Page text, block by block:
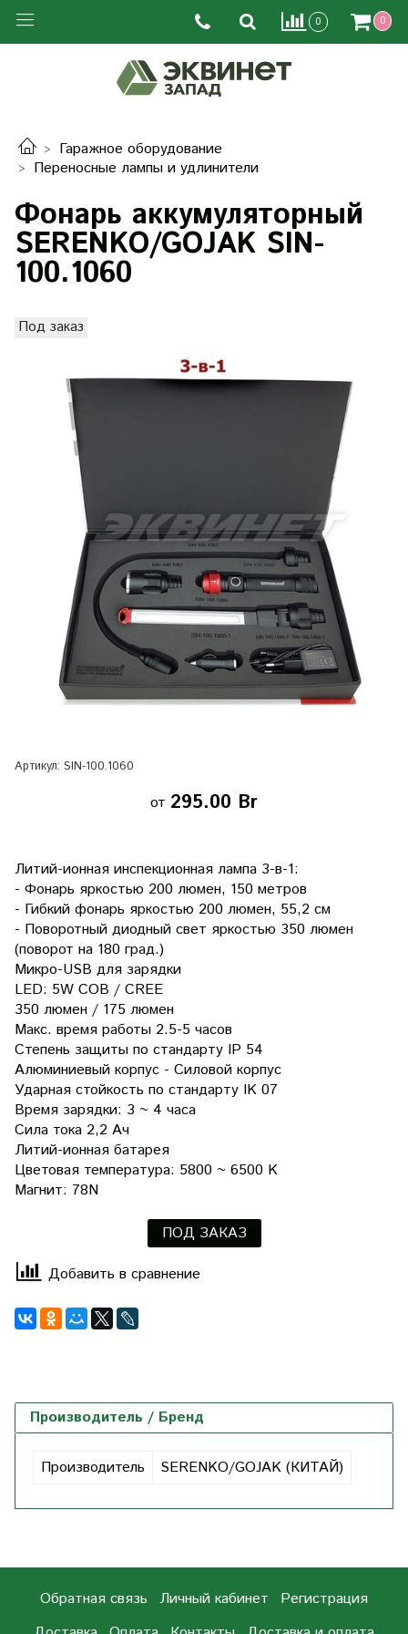
0 0
Гаражное оборудование
Переносные лампы и удлинители
Фонарь аккумуляторный
SERENKO/GOJAK SIN-
100.1060
Под заказ
Артикул: SIN-100.1060
от 295.00 Br
Литий-ионная инспекционная лампа 3-в-1:
- Фонарь яркостью 200 люмен, 150 метров
- Гибкий фонарь яркостью 200 люмен, 55,2 см
- Поворотный диодный свет яркостью 350 люмен
(поворот на 180 град.)
Микро-USB для зарядки
LED: 5W COB / CREE
350 люмен / 175 люмен
Макс. время работы 2.5-5 часов
Степень защиты по стандарту IP 54
Алюминиевый корпус - Силовой корпус
Ударная стойкость по стандарту IK 07
Время зарядки: 3 ~ 4 часа
Сила тока 2,2 Ач
Литий-ионная батарея
Цветовая температура: 5800 ~ 6500 K
Магнит: 78N
ПОД ЗАКАЗ
Добавить в сравнение
Производитель / Бренд
Производитель SERENKO/GOJAK (КИТАЙ)
Обратная связь Личный кабинет
Регистрация